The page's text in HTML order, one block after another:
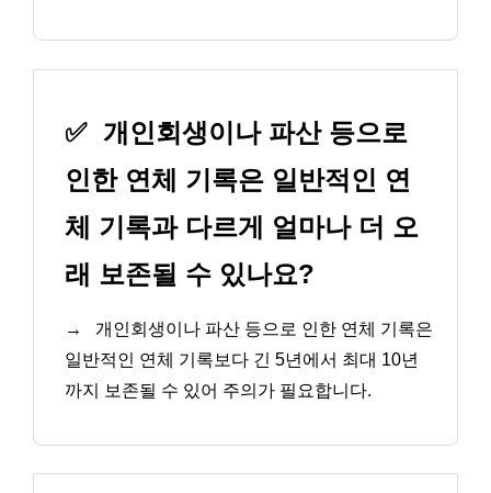
✅ 개인회생이나 파산 등으로
인한 연체 기록은 일반적인 연
체 기록과 다르게 얼마나 더 오
래 보존될 수 있나요?
→
개인회생이나 파산 등으로 인한 연체 기록은
일반적인 연체 기록보다 긴 5년에서 최대 10년
까지 보존될 수 있어 주의가 필요합니다.